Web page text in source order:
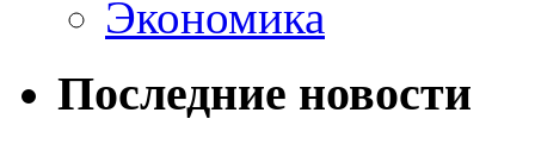
Экономика
Последние новости